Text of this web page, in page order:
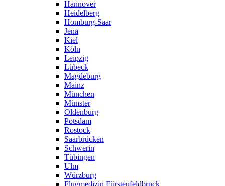
Hannover
Heidelberg
Homburg-Saar
Jena
Kiel
Köln
Leipzig
Lübeck
Magdeburg
Mainz
München
Münster
Oldenburg
Potsdam
Rostock
Saarbrücken
Schwerin
Tübingen
Ulm
Würzburg
Flugmedizin Fürstenfeldbruck